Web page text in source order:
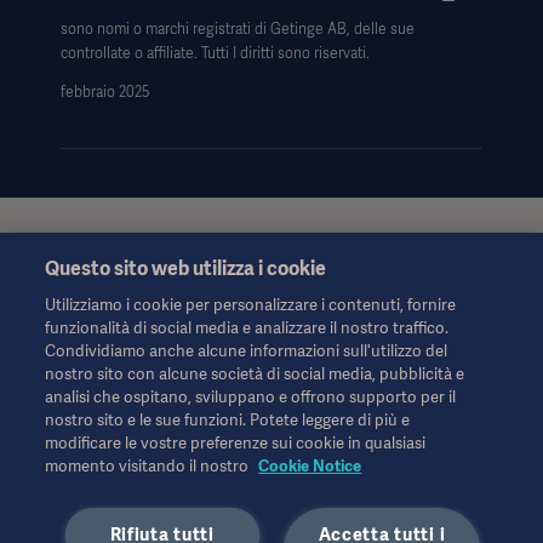
sono nomi o marchi registrati di Getinge AB, delle sue
controllate o affiliate. Tutti I diritti sono riservati.
febbraio 2025
sanitari o ad altri professionisti e hanno uno scopo puramente
informativo, non sono esaustive e pertanto non devono essere
considerate una sostituzione delle Istruzioni per l'uso, del
manuale di assistenza o della consulenza medica. Getinge non
si assume alcuna responsabilità per qualsiasi azione o
omissione di terzi basata su questo materiale e l'affidamento è
esclusivamente a rischio dell'utente.
Qualsiasi terapia, soluzione o prodotto menzionato potrebbe
non essere disponibile o consentito nel proprio Paese. Le
in parte, senza l'autorizzazione scritta di Getinge.
Questo sito web utilizza i cookie
Utilizziamo i cookie per personalizzare i contenuti, fornire
funzionalità di social media e analizzare il nostro traffico.
Condividiamo anche alcune informazioni sull'utilizzo del
nostro sito con alcune società di social media, pubblicità e
analisi che ospitano, sviluppano e offrono supporto per il
nostro sito e le sue funzioni. Potete leggere di più e
modificare le vostre preferenze sui cookie in qualsiasi
momento visitando il nostro Cookie Notice
Accetta tutti i
Rifiuta tutti